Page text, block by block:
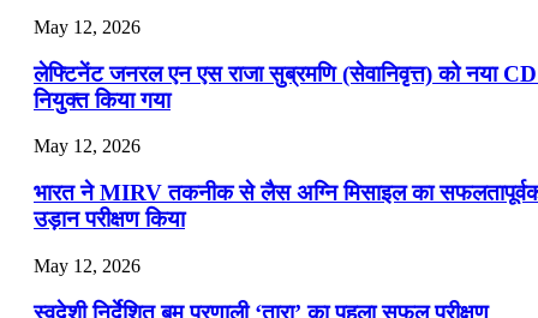
May 12, 2026
लेफ्टिनेंट जनरल एन एस राजा सुब्रमणि (सेवानिवृत्त) को नया
नियुक्त किया गया
May 12, 2026
भारत ने MIRV तकनीक से लैस अग्नि मिसाइल का
उड़ान परीक्षण किया
May 12, 2026
स्वदेशी निर्देशित बम प्रणाली ‘तारा’ का पहला सफल परीक्षण